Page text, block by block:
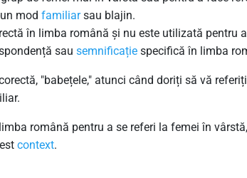
mod familiarsau blajin.
în limba română și nu este utilizată pentru
sau semnificație specifică în limba
"babețele," atunci când doriți să vă
română pentru a se referi la femei în
context.